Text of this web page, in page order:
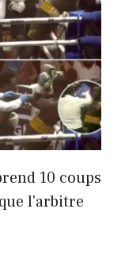
10 coups
l'arbitre